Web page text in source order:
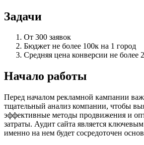
Задачи
От 300 заявок
Бюджет не более 100к на 1 город
Средняя цена конверсии не более
Начало работы
Перед началом рекламной кампании
тщательный анализ компании, чтобы
эффективные методы продвижения и
затраты. Аудит сайта является
именно на нем будет сосредоточен